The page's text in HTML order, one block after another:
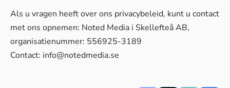
Als u vragen heeft over ons privacybeleid, kunt u contact
met ons opnemen: Noted Media i Skellefteå AB,
organisatienummer: 556925-3189
Contact: info@notedmedia.se